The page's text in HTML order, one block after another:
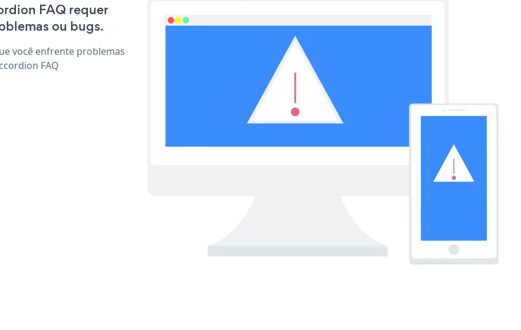
FAQ requer
ou bugs.
você enfrente problemas
FAQ